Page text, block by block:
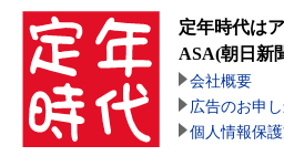
定年時代は
ASA(朝日新
会社概要
広告のお申
個人情報保